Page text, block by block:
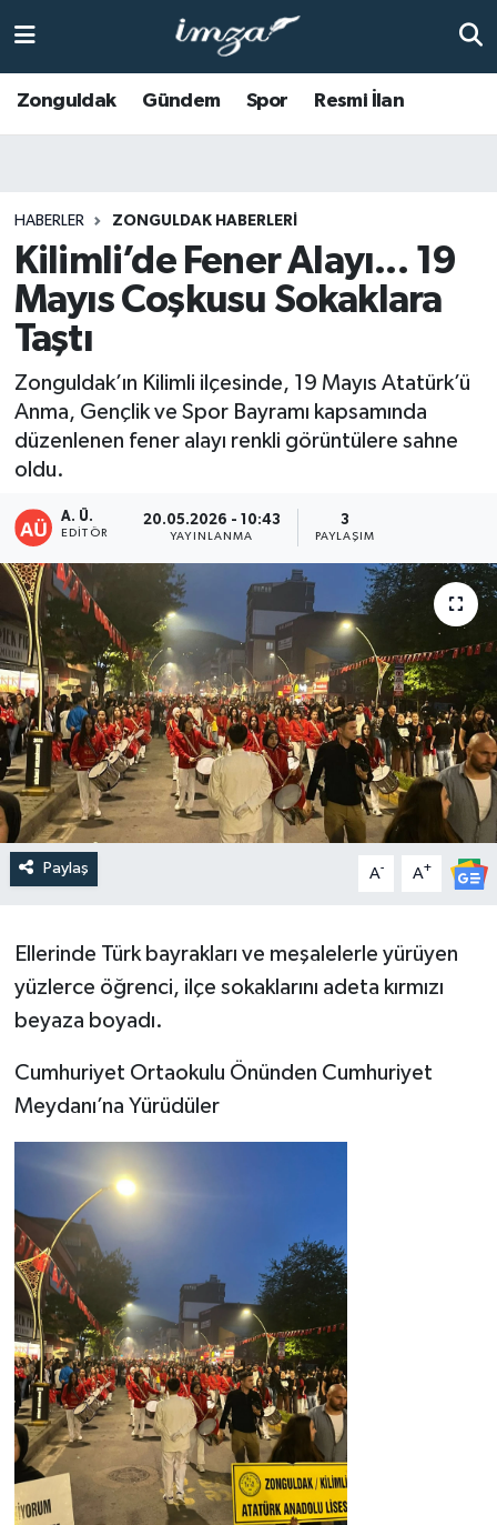
Zonguldak Gündem Spor Resmi İlan
HABERLER ZONGULDAK HABERLERI
Kilimli’de Fener Alayı... 19
Mayıs Coşkusu Sokaklara
Taştı
Zonguldak’ın Kilimli ilçesinde, 19 Mayıs Atatürk’ü
Anma, Gençlik ve Spor Bayramı kapsamında
düzenlenen fener alayı renkli görüntülere sahne
oldu.
A. Ü.
EDITÖR
20.05.2026 - 10:43
YAYINLANMA
3
PAYLAŞIM
Paylaş A- A+
Ellerinde Türk bayrakları ve meşalelerle yürüyen
yüzlerce öğrenci, ilçe sokaklarını adeta kırmızı
beyaza boyadı.
Cumhuriyet Ortaokulu Önünden Cumhuriyet
Meydanı’na Yürüdüler
Anasayfa
KOZLU
KİLİMLİ
BOLU
ÇAYCUMA
DEVREK
DÜZCE
EREĞLİ
GÖKÇEBEY
KARABÜK
KASTAMONU
Zonguldak Hava Durumu
Süper Lig Puan Durumu ve Fikstür
Tüm Manşetler
Haber Arşivi